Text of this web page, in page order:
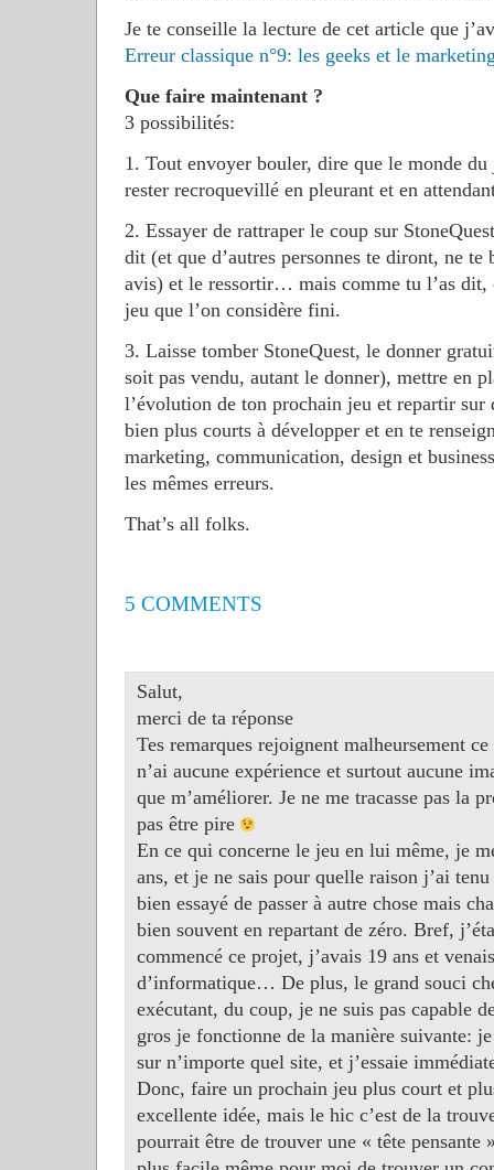
Je te conseille la lecture de cet article que
Erreur classique n°9: les geeks et le
Que faire maintenant ?
3 possibilités:
1. Tout envoyer bouler, dire que le monde du
rester recroquevillé en pleurant et en
2. Essayer de rattraper le coup sur
dit (et que d’autres personnes te diront, ne te
avis) et le ressortir… mais comme tu l’as dit,
jeu que l’on considère fini.
3. Laisse tomber StoneQuest, le donner
soit pas vendu, autant le donner), mettre en
l’évolution de ton prochain jeu et repartir sur
bien plus courts à développer et en te
marketing, communication, design et
les mêmes erreurs.
That’s all folks.
5 COMMENTS
Salut,
merci de ta réponse
Tes remarques rejoignent malheursement
n’ai aucune expérience et surtout aucune
que m’améliorer. Je ne me tracasse pas la
pas être pire
En ce qui concerne le jeu en lui même, je
ans, et je ne sais pour quelle raison j’ai
bien essayé de passer à autre chose mais
bien souvent en repartant de zéro. Bref,
commencé ce projet, j’avais 19 ans et
d’informatique… De plus, le grand souci
exécutant, du coup, je ne suis pas capable
gros je fonctionne de la manière suivante:
sur n’importe quel site, et j’essaie
Donc, faire un prochain jeu plus court et
excellente idée, mais le hic c’est de la
pourrait être de trouver une « tête pensante